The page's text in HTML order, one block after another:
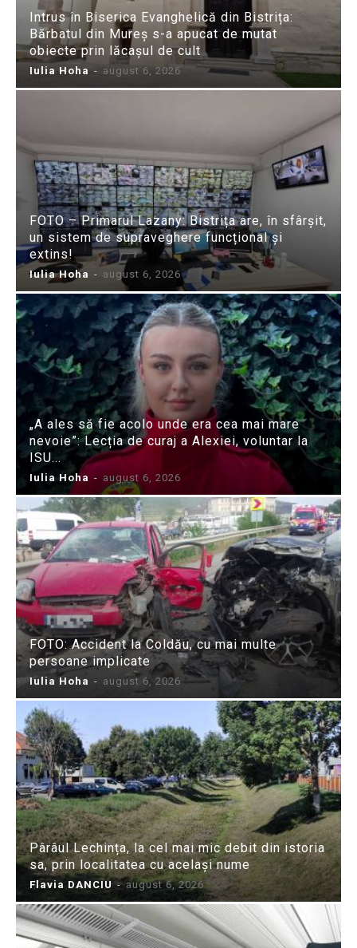
Intrus în Biserica Evanghelică din Bistrița:
Bărbatul din Mureș s-a apucat de mutat
obiecte prin lăcașul de cult
Iulia Hoha - august 6, 2026
FOTO – Primarul Lazany: Bistrița are, în sfârșit,
un sistem de supraveghere funcțional și
extins!
Iulia Hoha - august 6, 2026
„A ales să fie acolo unde era cea mai mare
nevoie”: Lecția de curaj a Alexiei, voluntar la
ISU...
Iulia Hoha - august 6, 2026
FOTO: Accident la Coldău, cu mai multe
persoane implicate
Iulia Hoha - august 6, 2026
Pârâul Lechința, la cel mai mic debit din istoria
sa, prin localitatea cu același nume
Flavia DANCIU - august 6, 2026